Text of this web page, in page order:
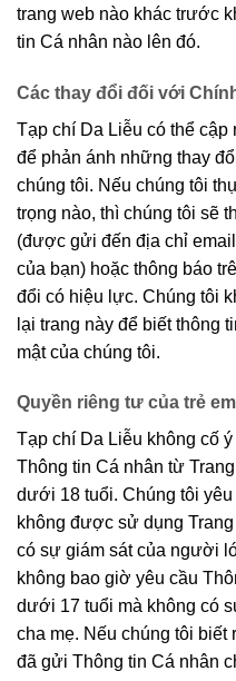
trang web nào khác trước
tin Cá nhân nào lên đó.
Các thay đổi đối với
Tạp chí Da Liễu có thể cập
để phản ánh những thay
chúng tôi. Nếu chúng tôi
trọng nào, thì chúng tôi sẽ
(được gửi đến địa chỉ
của bạn) hoặc thông báo
đổi có hiệu lực. Chúng tôi
lại trang này để biết thông
mật của chúng tôi.
Quyền riêng tư của trẻ em
Tạp chí Da Liễu không cố
Thông tin Cá nhân từ
dưới 18 tuổi. Chúng tôi
không được sử dụng
có sự giám sát của người
không bao giờ yêu cầu
dưới 17 tuổi mà không có
cha mẹ. Nếu chúng tôi
đã gửi Thông tin Cá nhân